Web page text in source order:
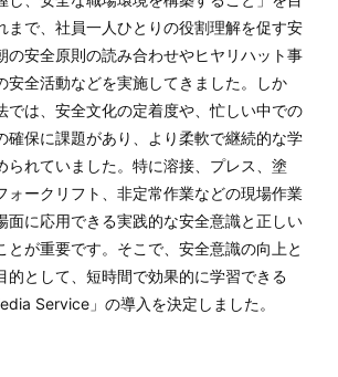
まで、社員一人ひとりの役割理解を促す安
の安全原則の読み合わせやヒヤリハット事
安全活動などを実施してきました。しか
では、安全文化の定着度や、忙しい中での
確保に課題があり、より柔軟で継続的な学
られていました。特に溶接、プレス、塗
ォークリフト、非定常作業などの現場作業
面に応用できる実践的な安全意識と正しい
とが重要です。そこで、安全意識の向上と
的として、短時間で効果的に学習できる
Service」の導入を決定しました。